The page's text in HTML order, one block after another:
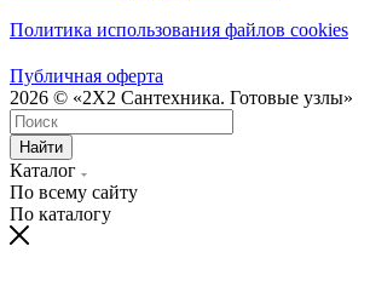
Политика использования файлов cookies
Публичная оферта
2026 © «2X2 Сантехника. Готовые узлы»
Найти
Каталог
По всему сайту
По каталогу